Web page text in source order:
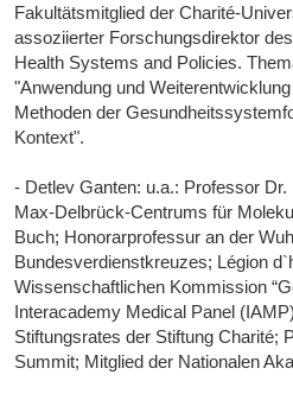
Fakultätsmitglied der Charité-
assoziierter Forschungsdirektor
Health Systems and Policies.
"Anwendung und
Methoden der
Kontext".
- Detlev Ganten: u.a.: Professor
Max-Delbrück-Centrums für
Buch; Honorarprofessur an der
Bundesverdienstkreuzes; Légion
Wissenschaftlichen Kommission
Interacademy Medical Panel
Stiftungsrates der Stiftung Charité;
Summit; Mitglied der Nationalen